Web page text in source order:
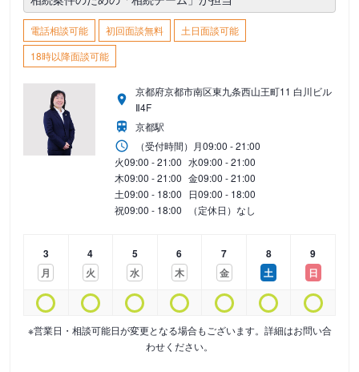
電話相談可能 初回面談無料
土日面談可能
18時以降面談可能
京都府京都市南区東九条西山王町11 白川ビル
Ⅱ4F
京都駅
（受付時間） 月09:00 - 21:00
火09:00 - 21:00 水09:00 - 21:00
木09:00 - 21:00 金09:00 - 21:00
土09:00 - 18:00 日09:00 - 18:00
祝09:00 - 18:00 （定休日）なし
3
月
4
火
5
水
6
木
7
金
8
土
9
日
※営業日・相談可能日が変更となる場合もございます。詳細はお問い合
わせください。